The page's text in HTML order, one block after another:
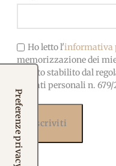
Ho letto l'informativa
memorizzazione dei
quanto stabilito dal
dei dati personali n. 679/